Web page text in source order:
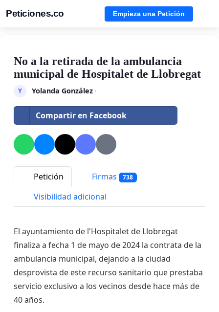
Peticiones.co Empieza una Petición
No a la retirada de la ambulancia
municipal de Hospitalet de Llobregat
Y Yolanda González·
Compartir en Facebook
Petición Firmas 738
Visibilidad adicional
El ayuntamiento de l'Hospitalet de Llobregat
finaliza a fecha 1 de mayo de 2024 la contrata de la
ambulancia municipal, dejando a la ciudad
desprovista de este recurso sanitario que prestaba
servicio exclusivo a los vecinos desde hace más de
40 años.